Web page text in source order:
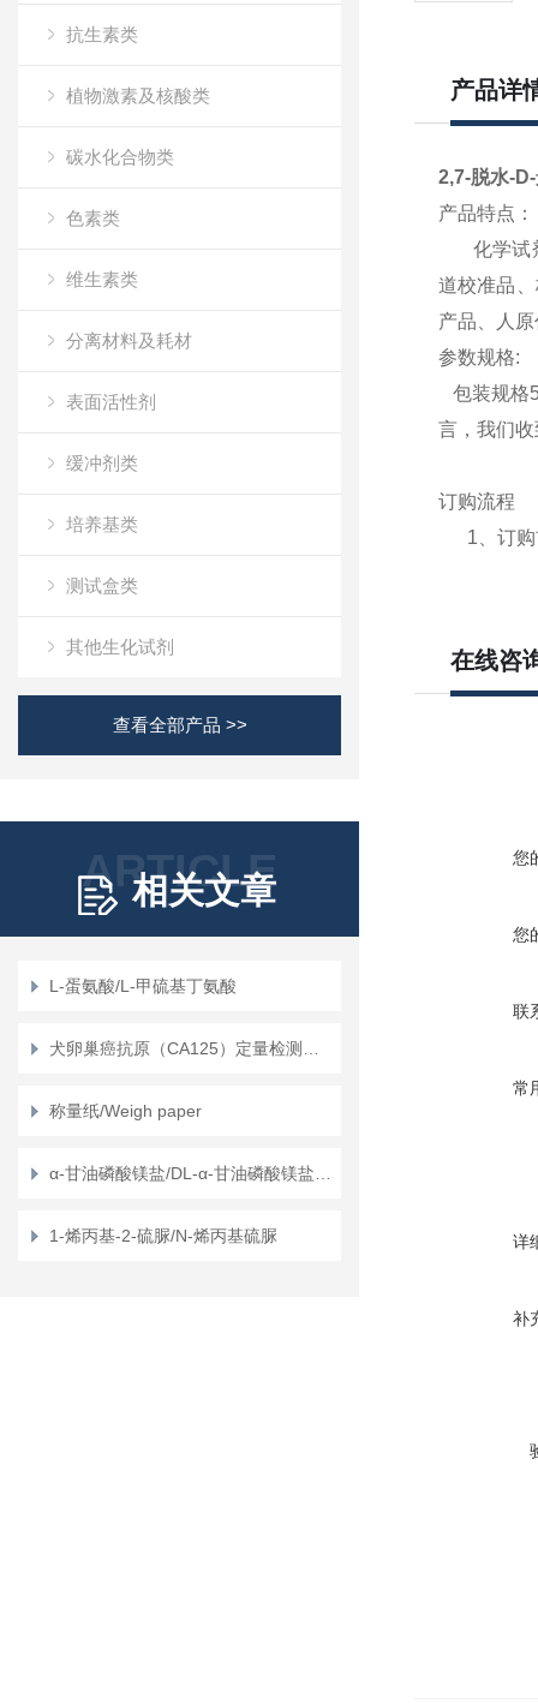
抗生素类
植物激素及核酸类
碳水化合物类
色素类
维生素类
分离材料及耗材
表面活性剂
缓冲剂类
培养基类
测试盒类
其他生化试剂
查看全部产品 >>
ARTICLE
相关文章
L-蛋氨酸/L-甲硫基丁氨酸
称量纸/Weigh paper
1-烯丙基-2-硫脲/N-烯丙基硫脲
产品详
2,7-脱水-
产品特点：
化学试剂
道校准品
产品、人
参数规格:
包装规格
言，我们
订购流程
1、订购
在线咨
您
您
联
常
详
补